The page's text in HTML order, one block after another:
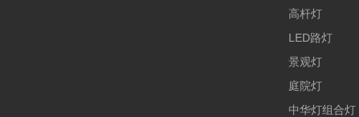
高杆灯
LED路灯
景观灯
庭院灯
中华灯组合灯